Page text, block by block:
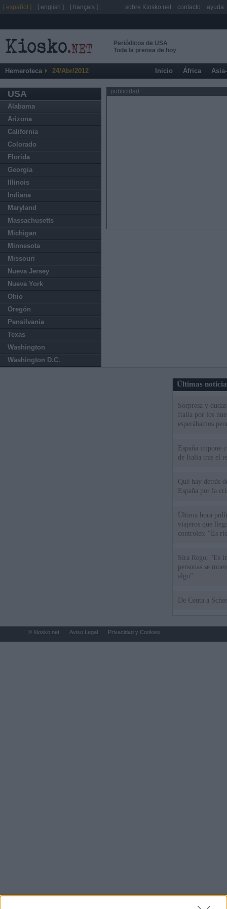
Periódicos de USA
Toda la prensa de hoy
Hemeroteca 24/Abr/2012 Inicio África
USA
Alabama
Arizona
California
Colorado
Florida
Georgia
Illinois
Indiana
Maryland
Massachusetts
Michigan
Minnesota
Missouri
Nueva Jersey
Nueva York
Ohio
Oregón
Pensilvania
Texas
Washington
Washington D.C.
publicidad
Últimas
Sorpresa y
Italia por los
esperábamos
España impone
de Italia tras el
Qué hay detrás
España por la
Última hora
viajeros que
controles: “Es
Sira Rego: "Es
personas se
algo"
De
[ español ] [ english ] [ français ] sobre Kiosko.net contacto ayuda
© Kiosko.net Aviso Legal Privacidad y Cookies